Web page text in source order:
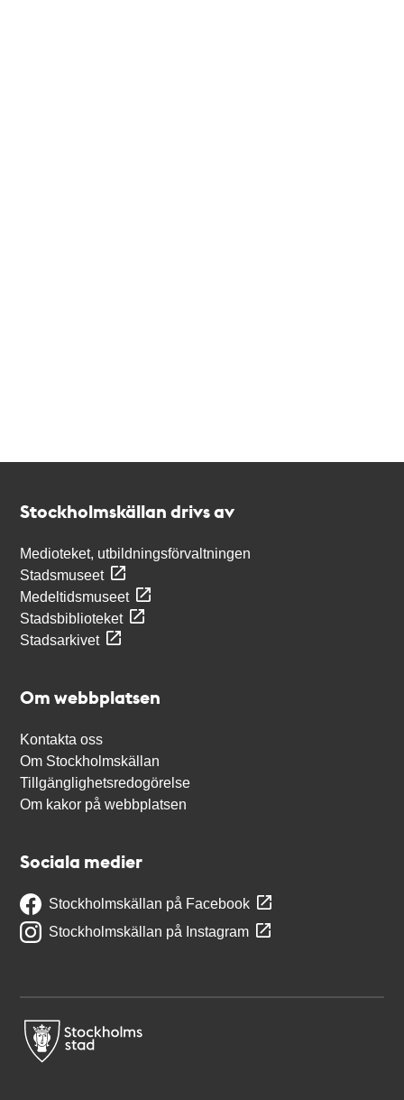
Stockholmskällan drivs av
Medioteket, utbildningsförvaltningen
Stadsmuseet
Medeltidsmuseet
Stadsbiblioteket
Stadsarkivet
Om webbplatsen
Kontakta oss
Om Stockholmskällan
Tillgänglighetsredogörelse
Om kakor på webbplatsen
Sociala medier
Stockholmskällan på Facebook
Stockholmskällan på Instagram